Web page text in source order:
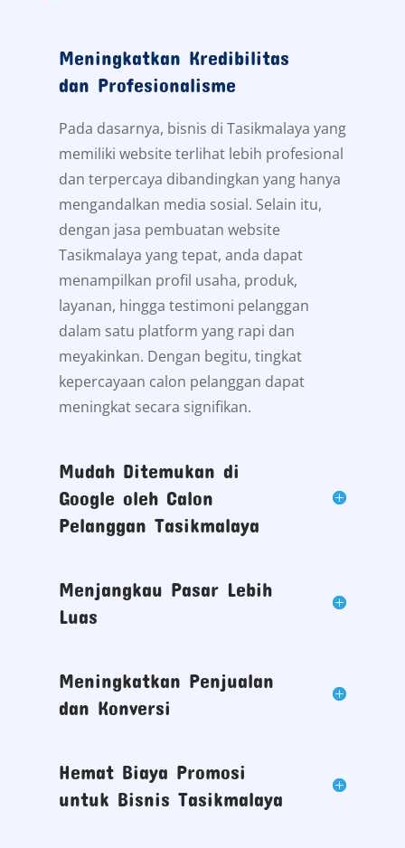
Meningkatkan Kredibilitas
dan Profesionalisme
Pada dasarnya, bisnis di Tasikmalaya yang
memiliki website terlihat lebih profesional
dan terpercaya dibandingkan yang hanya
mengandalkan media sosial. Selain itu,
dengan jasa pembuatan website
Tasikmalaya yang tepat, anda dapat
menampilkan profil usaha, produk,
layanan, hingga testimoni pelanggan
dalam satu platform yang rapi dan
meyakinkan. Dengan begitu, tingkat
kepercayaan calon pelanggan dapat
meningkat secara signifikan.
Mudah Ditemukan di
Google oleh Calon
Pelanggan Tasikmalaya
Menjangkau Pasar Lebih
Luas
Meningkatkan Penjualan
dan Konversi
Hemat Biaya Promosi
untuk Bisnis Tasikmalaya